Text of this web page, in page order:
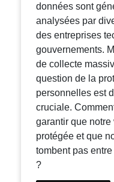
données sont
analysées par
des entreprises
gouvernements.
de collecte
question de la
personnelles est
cruciale.
garantir que
protégée et que
tombent pas
?